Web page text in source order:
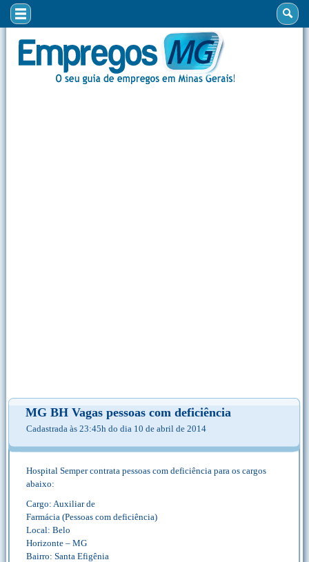
MG BH Vagas pessoas com deficiência
Cadastrada às 23:45h do dia 10 de abril de 2014
Hospital Semper contrata pessoas com deficiência para os cargos
abaixo:
Cargo: Auxiliar de
Farmácia (Pessoas com deficiência)
Local: Belo
Horizonte – MG
Bairro: Santa Efigênia